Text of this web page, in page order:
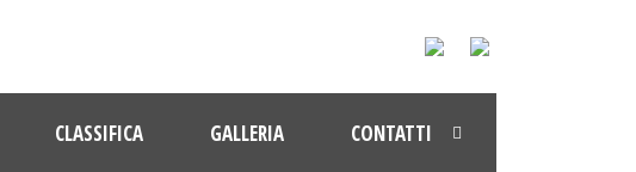
CLASSIFICA GALLERIA CONTATTI